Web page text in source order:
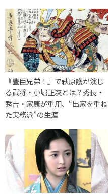
『豊臣兄弟！』で萩原護が演じ
る武将・小堀正次とは？秀長・
秀吉・家康が重用、“出家を重ね
た実務派”の生涯